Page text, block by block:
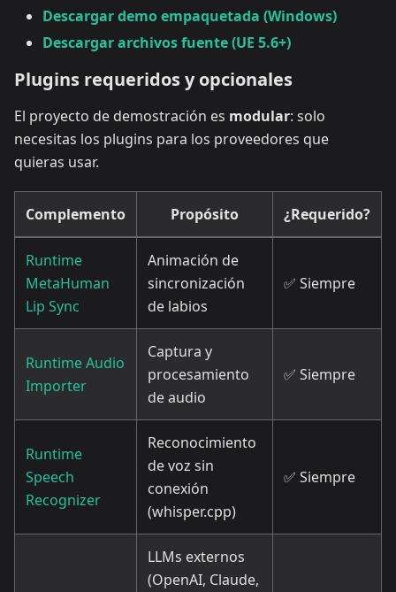
Descargar demo empaquetada (Windows)
Descargar archivos fuente (UE 5.6+)
Plugins requeridos y opcionales
El proyecto de demostración es modular: solo
necesitas los plugins para los proveedores que
quieras usar.
Complemento Propósito ¿Requerido?
Runtime
MetaHuman
Lip Sync
Animación de
sincronización
de labios
✅ Siempre
Runtime Audio
Importer
Captura y
procesamiento
de audio
✅ Siempre
Runtime
Speech
Recognizer
Reconocimiento
de voz sin
conexión
(whisper.cpp)
✅ Siempre
LLMs externos
(OpenAI, Claude,